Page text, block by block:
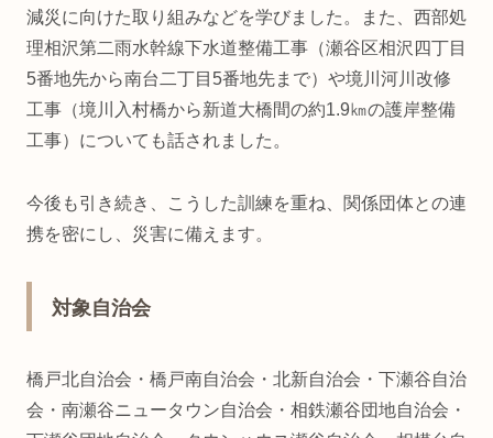
減災に向けた取り組みなどを学びました。また、西部処
理相沢第二雨水幹線下水道整備工事（瀬谷区相沢四丁目
5番地先から南台二丁目5番地先まで）や境川河川改修
工事（境川入村橋から新道大橋間の約1.9㎞の護岸整備
工事）についても話されました。
今後も引き続き、こうした訓練を重ね、関係団体との連
携を密にし、災害に備えます。
対象自治会
橋戸北自治会・橋戸南自治会・北新自治会・下瀬谷自治
会・南瀬谷ニュータウン自治会・相鉄瀬谷団地自治会・